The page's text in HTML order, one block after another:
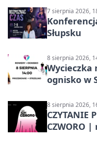
7 sierpnia 2026,
Słupsku
8 sierpnia 2026,
Wycieczka
ognisko w
8 sierpnia 2026,
CZYTANIE
CZWORO